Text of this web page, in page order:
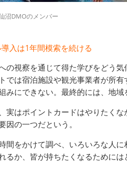
沼DMOのメンバー
入は1年間模索を続ける
の視察を通じて得た学びをどう
では宿泊施設や観光事業者が所
みにできない。最終的には、地
実はポイントカードはやりたく
因の一つだという。
間をかけて調べ、いろいろな人
るか、皆が持ちたくなるために